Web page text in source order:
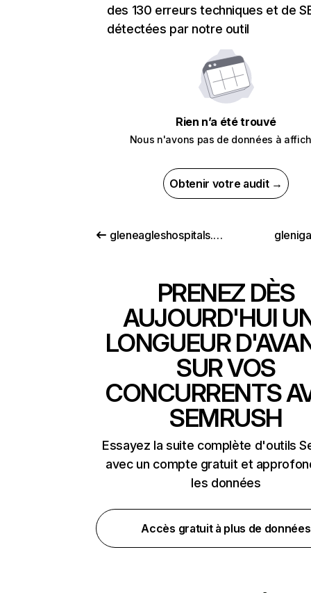
des 130 erreurs techniques et de
détectées par notre outil
Rien n’a été trouvé
Nous n'avons pas de données à
Obtenir votre audit →
gleneagleshospitals.co.in
PRENEZ DÈS
AUJOURD'HUI
LONGUEUR
SUR VOS
CONCURRENTS
SEMRUSH
Essayez la suite complète d'outils
avec un compte gratuit et
les données
Accès gratuit à plus de données